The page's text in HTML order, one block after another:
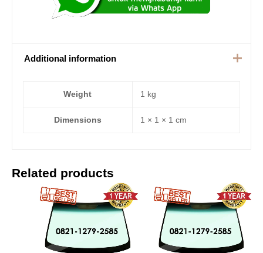
Additional information
Weight 1 kg
Dimensions 1 × 1 × 1 cm
Related products